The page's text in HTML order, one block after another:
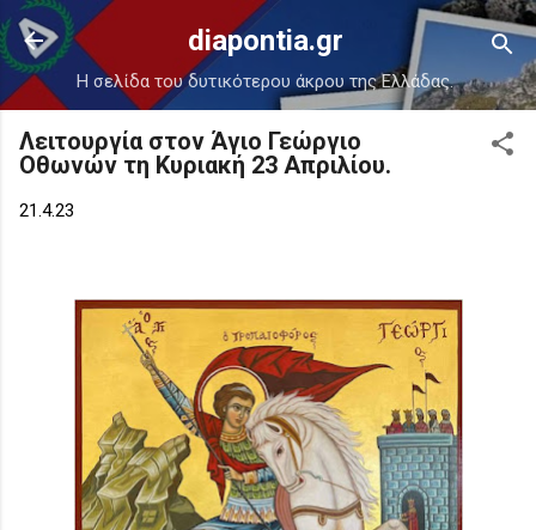
Μετάβαση στο κύριο περιεχόμενο
diapontia.gr
Η σελίδα του δυτικότερου άκρου της Ελλάδας.
Λειτουργία στον Άγιο Γεώργιο
Οθωνών τη Κυριακή 23 Απριλίου.
21.4.23